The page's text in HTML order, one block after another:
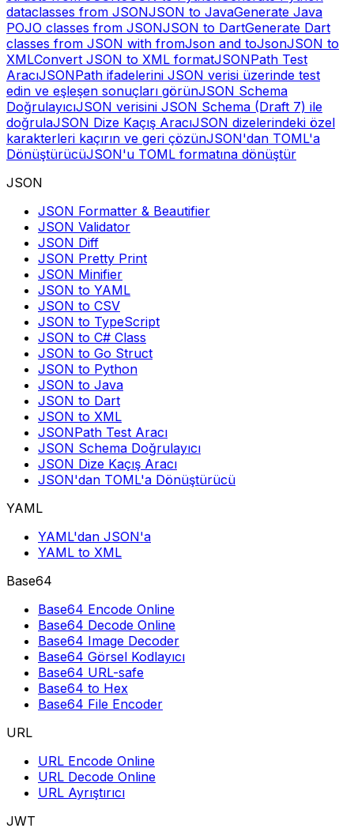
dataclasses from JSONJSON to JavaGenerate Java
POJO classes from JSONJSON to DartGenerate Dart
classes from JSON with fromJson and toJsonJSON to
XMLConvert JSON to XML formatJSONPath Test
AracıJSONPath ifadelerini JSON verisi üzerinde test
edin ve eşleşen sonuçları görünJSON Schema
DoğrulayıcıJSON verisini JSON Schema (Draft 7) ile
doğrulaJSON Dize Kaçış AracıJSON dizelerindeki özel
karakterleri kaçırın ve geri çözünJSON'dan TOML'a
DönüştürücüJSON'u TOML formatına dönüştür
JSON
JSON Formatter & Beautifier
JSON Validator
JSON Diff
JSON Pretty Print
JSON Minifier
JSON to YAML
JSON to CSV
JSON to TypeScript
JSON to C# Class
JSON to Go Struct
JSON to Python
JSON to Java
JSON to Dart
JSON to XML
JSONPath Test Aracı
JSON Schema Doğrulayıcı
JSON Dize Kaçış Aracı
JSON'dan TOML'a Dönüştürücü
YAML
YAML'dan JSON'a
YAML to XML
Base64
Base64 Encode Online
Base64 Decode Online
Base64 Image Decoder
Base64 Görsel Kodlayıcı
Base64 URL-safe
Base64 to Hex
Base64 File Encoder
URL
URL Encode Online
URL Decode Online
URL Ayrıştırıcı
JWT